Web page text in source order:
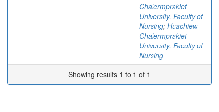
Chalermprakiet
University. Faculty of
Nursing; Huachiew
Chalermprakiet
University. Faculty of
Nursing
Showing results 1 to 1 of 1